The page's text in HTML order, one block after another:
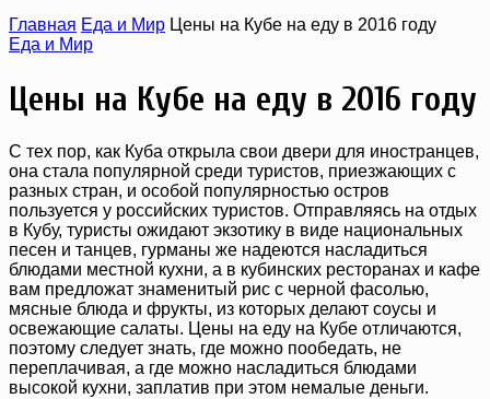
Главная Еда и Мир Цены на Кубе на еду в 2016 году
Еда и Мир
Цены на Кубе на еду в 2016 году
С тех пор, как Куба открыла свои двери для иностранцев,
она стала популярной среди туристов, приезжающих с
разных стран, и особой популярностью остров
пользуется у российских туристов. Отправляясь на отдых
в Кубу, туристы ожидают экзотику в виде национальных
песен и танцев, гурманы же надеются насладиться
блюдами местной кухни, а в кубинских ресторанах и кафе
вам предложат знаменитый рис с черной фасолью,
мясные блюда и фрукты, из которых делают соусы и
освежающие салаты. Цены на еду на Кубе отличаются,
поэтому следует знать, где можно пообедать, не
переплачивая, а где можно насладиться блюдами
высокой кухни, заплатив при этом немалые деньги.